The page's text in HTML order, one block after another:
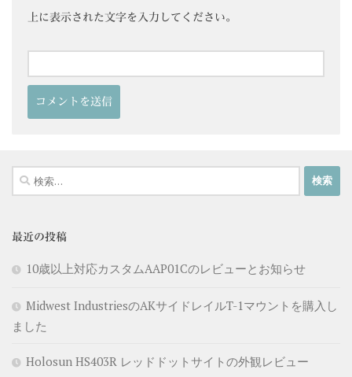
上に表示された文字を入力してください。
検
索:
最近の投稿
10歳以上対応カスタムAAP01Cのレビューとお知らせ
Midwest IndustriesのAKサイドレイルT-1マウントを購入し
ました
Holosun HS403R レッドドットサイトの外観レビュー